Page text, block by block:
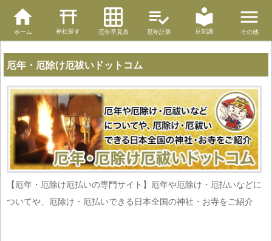
ホーム 神社探す 厄年早見表 厄年計算 豆知識 その他
厄年・厄除け厄祓いドットコム
【厄年・厄除け厄払いの専門サイト】厄年や厄除け・厄払いなどに
ついてや、厄除け・厄払いできる日本全国の神社・お寺をご紹介